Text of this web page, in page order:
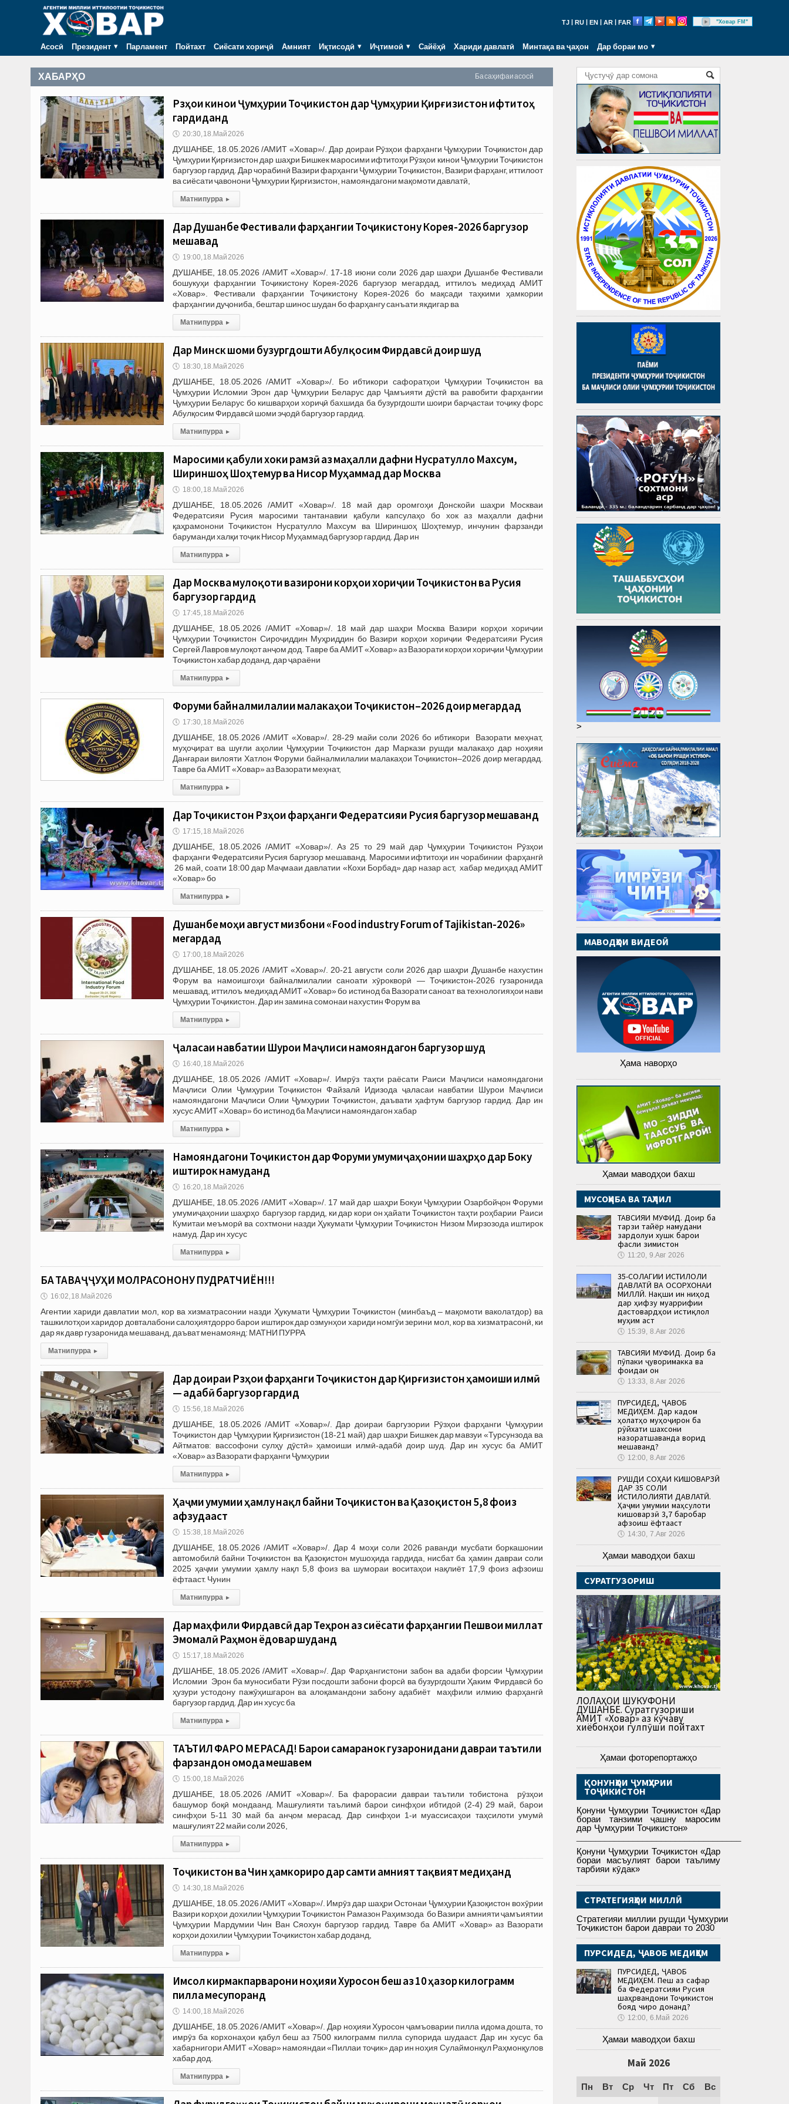
TJ RU EN AR FAR "Ховар FM"
Асосӣ Президент Парламент Пойтахт Сиёсати хориҷӣ Амният Иқтисодӣ Иҷтимоӣ Сайёҳӣ Хариди давлатӣ Минтақа ва ҷаҳон Дар бораи мо
Ба саҳифаи асосӣ
ХАБАРҲО
Рӯзҳои кинои Ҷумҳурии Тоҷикистон дар Ҷумҳурии Қирғизистон ифтитоҳ
гардиданд
🕔 20:30, 18.Май 2026
ДУШАНБЕ, 18.05.2026 /АМИТ «Ховар»/. Дар доираи Рӯзҳои фарҳанги Ҷумҳурии Тоҷикистон дар
Ҷумҳурии Қирғизистон дар шаҳри Бишкек маросими ифтитоҳи Рӯзҳои кинои Ҷумҳурии Тоҷикистон
баргузор гардид. Дар чорабинӣ Вазири фарҳанги Ҷумҳурии Тоҷикистон, Вазири фарҳанг, иттилоот
ва сиёсати ҷавонони Ҷумҳурии Қирғизистон, намояндагони мақомоти давлатӣ,
Матни пурра ▸
Дар Душанбе Фестивали фарҳангии Тоҷикистону Корея-2026 баргузор
мешавад
🕔 19:00, 18.Май 2026
ДУШАНБЕ, 18.05.2026 /АМИТ «Ховар»/. 17-18 июни соли 2026 дар шаҳри Душанбе Фестивали
бошукуҳи фарҳангии Тоҷикистону Корея-2026 баргузор мегардад, иттилоъ медиҳад АМИТ
«Ховар». Фестивали фарҳангии Тоҷикистону Корея-2026 бо мақсади таҳкими ҳамкории
фарҳангии дуҷониба, бештар шинос шудан бо фарҳангу санъати якдигар ва
Матни пурра ▸
Дар Минск шоми бузургдошти Абулқосим Фирдавсӣ доир шуд
🕔 18:30, 18.Май 2026
ДУШАНБЕ, 18.05.2026 /АМИТ «Ховар»/. Бо ибтикори сафоратҳои Ҷумҳурии Тоҷикистон ва
Ҷумҳурии Исломии Эрон дар Ҷумҳурии Беларус дар Ҷамъияти дӯстӣ ва равобити фарҳангии
Ҷумҳурии Беларус бо кишварҳои хориҷӣ бахшида ба бузургдошти шоири барҷастаи тоҷику форс
Абулқосим Фирдавсӣ шоми эҷодӣ баргузор гардид.
Матни пурра ▸
Маросими қабули хоки рамзӣ аз маҳалли дафни Нусратулло Махсум,
Шириншоҳ Шоҳтемур ва Нисор Муҳаммад дар Москва
🕔 18:00, 18.Май 2026
ДУШАНБЕ, 18.05.2026 /АМИТ «Ховар»/. 18 май дар оромгоҳи Донскойи шаҳри Москваи
Федератсияи Русия маросими тантанавии қабули капсулаҳо бо хок аз маҳалли дафни
қаҳрамонони Тоҷикистон Нусратулло Махсум ва Шириншоҳ Шоҳтемур, инчунин фарзанди
баруманди халқи тоҷик Нисор Муҳаммад баргузор гардид. Дар ин
Матни пурра ▸
Дар Москва мулоқоти вазирони корҳои хориҷии Тоҷикистон ва Русия
баргузор гардид
🕔 17:45, 18.Май 2026
ДУШАНБЕ, 18.05.2026 /АМИТ «Ховар»/. 18 май дар шаҳри Москва Вазири корҳои хориҷии
Ҷумҳурии Тоҷикистон Сироҷиддин Муҳриддин бо Вазири корҳои хориҷии Федератсияи Русия
Сергей Лавров мулоқот анҷом дод. Тавре ба АМИТ «Ховар» аз Вазорати корҳои хориҷии Ҷумҳурии
Тоҷикистон хабар доданд, дар ҷараёни
Матни пурра ▸
Форуми байналмилалии малакаҳои Тоҷикистон–2026 доир мегардад
🕔 17:30, 18.Май 2026
ДУШАНБЕ, 18.05.2026 /АМИТ «Ховар»/. 28-29 майи соли 2026 бо ибтикори Вазорати меҳнат,
муҳоҷират ва шуғли аҳолии Ҷумҳурии Тоҷикистон дар Маркази рушди малакаҳо дар ноҳияи
Данғараи вилояти Хатлон Форуми байналмилалии малакаҳои Тоҷикистон–2026 доир мегардад.
Тавре ба АМИТ «Ховар» аз Вазорати меҳнат,
Матни пурра ▸
Дар Тоҷикистон Рӯзҳои фарҳанги Федератсияи Русия баргузор мешаванд
🕔 17:15, 18.Май 2026
ДУШАНБЕ, 18.05.2026 /АМИТ «Ховар»/. Аз 25 то 29 май дар Ҷумҳурии Тоҷикистон Рӯзҳои
фарҳанги Федератсияи Русия баргузор мешаванд. Маросими ифтитоҳи ин чорабинии фарҳангӣ
26 май, соати 18:00 дар Маҷмааи давлатии «Кохи Борбад» дар назар аст, хабар медиҳад АМИТ
«Ховар» бо
Матни пурра ▸
Душанбе моҳи август мизбони «Food industry Forum of Tajikistan-2026»
мегардад
🕔 17:00, 18.Май 2026
ДУШАНБЕ, 18.05.2026 /АМИТ «Ховар»/. 20-21 августи соли 2026 дар шаҳри Душанбе нахустин
Форум ва намоишгоҳи байналмилалии саноати хӯрокворӣ — Тоҷикистон-2026 гузаронида
мешавад, иттилоъ медиҳад АМИТ «Ховар» бо истинод ба Вазорати саноат ва технологияҳои нави
Ҷумҳурии Тоҷикистон. Дар ин замина сомонаи нахустин Форум ва
Матни пурра ▸
Ҷаласаи навбатии Шурои Маҷлиси намояндагон баргузор шуд
🕔 16:40, 18.Май 2026
ДУШАНБЕ, 18.05.2026 /АМИТ «Ховар»/. Имрӯз таҳти раёсати Раиси Маҷлиси намояндагони
Маҷлиси Олии Ҷумҳурии Тоҷикистон Файзалӣ Идизода ҷаласаи навбатии Шурои Маҷлиси
намояндагони Маҷлиси Олии Ҷумҳурии Тоҷикистон, даъвати ҳафтум баргузор гардид. Дар ин
хусус АМИТ «Ховар» бо истинод ба Маҷлиси намояндагон хабар
Матни пурра ▸
Намояндагони Тоҷикистон дар Форуми умумиҷаҳонии шаҳрҳо дар Боку
иштирок намуданд
🕔 16:20, 18.Май 2026
ДУШАНБЕ, 18.05.2026 /АМИТ «Ховар»/. 17 май дар шаҳри Бокуи Ҷумҳурии Озарбойҷон Форуми
умумиҷаҳонии шаҳрҳо баргузор гардид, ки дар кори он ҳайати Тоҷикистон таҳти роҳбарии Раиси
Кумитаи меъморӣ ва сохтмони назди Ҳукумати Ҷумҳурии Тоҷикистон Низом Мирзозода иштирок
намуд. Дар ин хусус
Матни пурра ▸
БА ТАВАҶҶУҲИ МОЛРАСОНОНУ ПУДРАТЧИЁН!!!
🕔 16:02, 18.Май 2026
Агентии хариди давлатии мол, кор ва хизматрасонии назди Ҳукумати Ҷумҳурии Тоҷикистон (минбаъд – мақомоти ваколатдор) ва
ташкилотҳои харидор довталабони салоҳиятдорро барои иштирок дар озмунҳои хариди номгӯи зерини мол, кор ва хизматрасонӣ, ки
дар як давр гузаронида мешаванд, даъват менамоянд: МАТНИ ПУРРА
Матни пурра ▸
Дар доираи Рӯзҳои фарҳанги Тоҷикистон дар Қирғизистон ҳамоиши илмӣ
— адабӣ баргузор гардид
🕔 15:56, 18.Май 2026
ДУШАНБЕ, 18.05.2026 /АМИТ «Ховар»/. Дар доираи баргузории Рӯзҳои фарҳанги Ҷумҳурии
Тоҷикистон дар Ҷумҳурии Қирғизистон (18-21 май) дар шаҳри Бишкек дар мавзуи «Турсунзода ва
Айтматов: вассофони сулҳу дӯстӣ» ҳамоиши илмӣ-адабӣ доир шуд. Дар ин хусус ба АМИТ
«Ховар» аз Вазорати фарҳанги Ҷумҳурии
Матни пурра ▸
Ҳаҷми умумии ҳамлу нақл байни Тоҷикистон ва Қазоқистон 5,8 фоиз
афзудааст
🕔 15:38, 18.Май 2026
ДУШАНБЕ, 18.05.2026 /АМИТ «Ховар»/. Дар 4 моҳи соли 2026 раванди мусбати боркашонии
автомобилӣ байни Тоҷикистон ва Қазоқистон мушоҳида гардида, нисбат ба ҳамин давраи соли
2025 ҳаҷми умумии ҳамлу нақл 5,8 фоиз ва шумораи воситаҳои нақлиёт 17,9 фоиз афзоиш
ёфтааст. Чунин
Матни пурра ▸
Дар маҳфили Фирдавсӣ дар Теҳрон аз сиёсати фарҳангии Пешвои миллат
Эмомалӣ Раҳмон ёдовар шуданд
🕔 15:17, 18.Май 2026
ДУШАНБЕ, 18.05.2026 /АМИТ «Ховар»/. Дар Фарҳангистони забон ва адаби форсии Ҷумҳурии
Исломии Эрон ба муносибати Рӯзи посдошти забони форсӣ ва бузургдошти Ҳаким Фирдавсӣ бо
ҳузури устодону пажӯҳишгарон ва алоқамандони забону адабиёт маҳфили илмию фарҳангӣ
баргузор гардид. Дар ин хусус ба
Матни пурра ▸
ТАЪТИЛ ФАРО МЕРАСАД! Барои самаранок гузаронидани давраи таътили
фарзандон омода мешавем
🕔 15:00, 18.Май 2026
ДУШАНБЕ, 18.05.2026 /АМИТ «Ховар»/. Ба фарорасии давраи таътили тобистона рӯзҳои
башумор боқӣ мондаанд. Машғулияти таълимӣ барои синфҳои ибтидоӣ (2-4) 29 май, барои
синфҳои 5-11 30 май ба анҷом мерасад. Дар синфҳои 1-и муассисаҳои таҳсилоти умумӣ
машғулият 22 майи соли 2026,
Матни пурра ▸
Тоҷикистон ва Чин ҳамкориро дар самти амният тақвият медиҳанд
🕔 14:30, 18.Май 2026
ДУШАНБЕ, 18.05.2026 /АМИТ «Ховар»/. Имрӯз дар шаҳри Остонаи Ҷумҳурии Қазоқистон вохӯрии
Вазири корҳои дохилии Ҷумҳурии Тоҷикистон Рамазон Раҳимзода бо Вазири амнияти ҷамъиятии
Ҷумҳурии Мардумии Чин Ван Сяохун баргузор гардид. Тавре ба АМИТ «Ховар» аз Вазорати
корҳои дохилии Ҷумҳурии Тоҷикистон хабар доданд,
Матни пурра ▸
Имсол кирмакпарварони ноҳияи Хуросон беш аз 10 ҳазор килограмм
пилла месупоранд
🕔 14:00, 18.Май 2026
ДУШАНБЕ, 18.05.2026 /АМИТ «Ховар»/. Дар ноҳияи Хуросон ҷамъоварии пилла идома дошта, то
имрӯз ба корхонаҳои қабул беш аз 7500 килограмм пилла супорида шудааст. Дар ин хусус ба
хабарнигори АМИТ «Ховар» намояндаи «Пиллаи тоҷик» дар ин ноҳия Сулаймонқул Раҳмонқулов
хабар дод.
Матни пурра ▸
>
МАВОДҲОИ ВИДЕОӢ
Ҳама наворҳо
Ҳамаи маводҳои бахш
МУСОҲИБА ВА ТАҲЛИЛ
ТАВСИЯИ МУФИД. Доир ба
тарзи тайёр намудани
зардолуи хушк барои
фасли зимистон
🕔 11:20, 9.Авг 2026
35-СОЛАГИИ ИСТИҚЛОЛИ
ДАВЛАТӢ ВА ОСОРХОНАИ
МИЛЛӢ. Нақши ин ниҳод
дар ҳифзу муаррифии
дастовардҳои истиқлол
муҳим аст
🕔 15:39, 8.Авг 2026
ТАВСИЯИ МУФИД. Доир ба
пӯпаки ҷуворимакка ва
фоидаи он
🕔 13:33, 8.Авг 2026
ПУРСИДЕД, ҶАВОБ
МЕДИҲЕМ. Дар кадом
ҳолатҳо муҳоҷирон ба
рӯйхати шахсони
назоратшаванда ворид
мешаванд?
🕔 12:00, 8.Авг 2026
РУШДИ СОҲАИ КИШОВАРЗӢ
ДАР 35 СОЛИ
ИСТИҚЛОЛИЯТИ ДАВЛАТӢ.
Ҳаҷми умумии маҳсулоти
кишоварзӣ 3,7 баробар
афзоиш ёфтааст
🕔 14:30, 7.Авг 2026
Ҳамаи маводҳои бахш
СУРАТГУЗОРИШ
ЛОЛАҲОИ ШУКУФОНИ
ДУШАНБЕ. Суратгузориши
АМИТ «Ховар» аз кӯчаву
хиёбонҳои гулпӯши пойтахт
Ҳамаи фоторепортажҳо
ҚОНУНҲОИ ҶУМҲУРИИ
ТОҶИКИСТОН
Қонуни Ҷумҳурии Тоҷикистон «Дар
бораи танзими ҷашну маросим
дар Ҷумҳурии Тоҷикистон»
Қонуни Ҷумҳурии Тоҷикистон «Дар
бораи масъулият барои таълиму
тарбияи кӯдак»
СТРАТЕГИЯҲОИ МИЛЛӢ
Стратегияи миллии рушди Ҷумҳурии
Тоҷикистон барои давраи то 2030
ПУРСИДЕД, ҶАВОБ МЕДИҲЕМ
ПУРСИДЕД, ҶАВОБ
МЕДИҲЕМ. Пеш аз сафар
ба Федератсияи Русия
шаҳрвандони Тоҷикистон
бояд чиро донанд?
🕔 12:00, 6.Май 2026
Ҳамаи маводҳои бахш
Май 2026
Пн Вт Ср Чт Пт Сб Вс